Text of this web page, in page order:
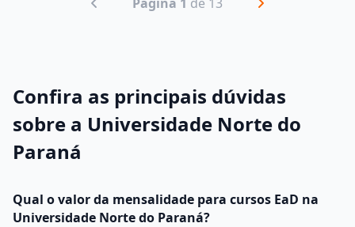
Confira as principais dúvidas
sobre a Universidade Norte do
Paraná
Qual o valor da mensalidade para cursos EaD na
Universidade Norte do Paraná?